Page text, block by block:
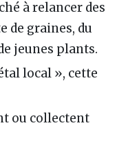
à relancer des
de graines, du
jeunes plants.
local », cette
ou collectent